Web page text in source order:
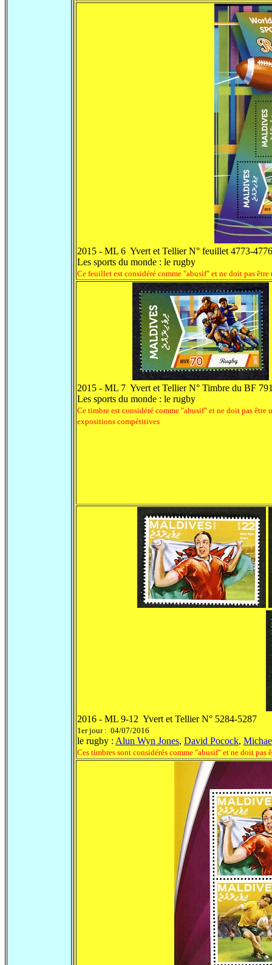
2015 - ML 6 Yvert et Tellier N° feuillet 4773-4776
Les sports du monde : le rugby
Ce feuillet est considéré comme "abusif" et ne doit pas
2015 - ML 7 Yvert et Tellier N° Timbre du BF
Les sports du monde : le rugby
Ce timbre est considéré comme "abusif" et ne doit pas être
expositions compétitives
2016 - ML 9-12 Yvert et Tellier N° 5284-5287
1er jour : 04/07/2016
le rugby : Alun Wyn Jones, David Pocock,
Ces timbres sont considérés comme "abusif" et ne doit